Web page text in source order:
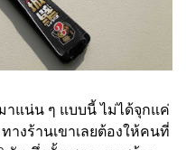
มาแน่น ๆ แบบนี้ ไม่ได้จุกแค่
งร้านเขาเลยต้องให้คนที่